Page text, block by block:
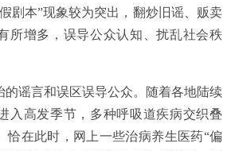
剧本”现象较为突出，翻炒旧谣、贩卖
所增多，误导公众认知、扰乱社会秩
的谣言和误区误导公众。随着各地陆续
入高发季节，多种呼吸道疾病交织叠
恰在此时，网上一些治病养生医药“偏